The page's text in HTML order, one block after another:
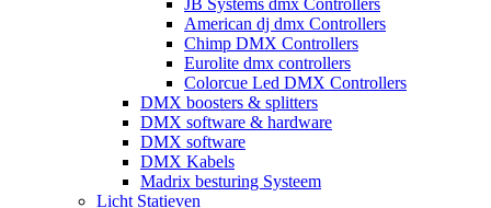
JB Systems dmx Controllers
American dj dmx Controllers
Chimp DMX Controllers
Eurolite dmx controllers
Colorcue Led DMX Controllers
DMX boosters & splitters
DMX software & hardware
DMX software
DMX Kabels
Madrix besturing Systeem
Licht Statieven